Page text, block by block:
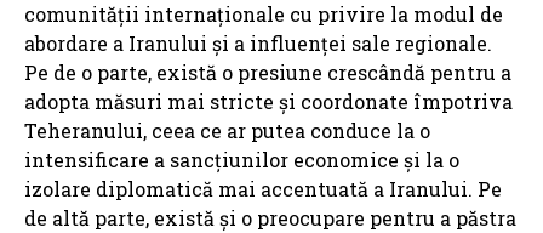
comunității internaționale cu privire la modul de
abordare a Iranului și a influenței sale regionale.
Pe de o parte, există o presiune crescândă pentru a
adopta măsuri mai stricte și coordonate împotriva
Teheranului, ceea ce ar putea conduce la o
intensificare a sancțiunilor economice și la o
izolare diplomatică mai accentuată a Iranului. Pe
de altă parte, există și o preocupare pentru a păstra